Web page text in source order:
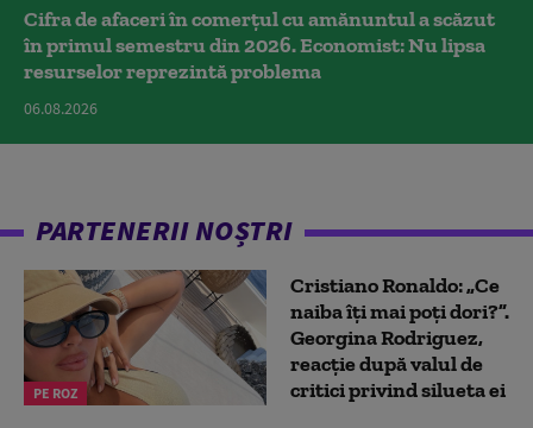
Cifra de afaceri în comerțul cu amănuntul a scăzut
în primul semestru din 2026. Economist: Nu lipsa
resurselor reprezintă problema
06.08.2026
PARTENERII NOȘTRI
PE ROZ
Cristiano Ronaldo: „Ce
naiba îți mai poți dori?”.
Georgina Rodriguez,
reacție după valul de
critici privind silueta ei